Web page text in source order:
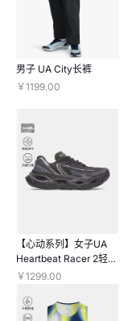
男子 UA City长裤
￥1199.00
【心动系列】女子UA
Heartbeat Racer 2轻质
跑鞋
￥1299.00